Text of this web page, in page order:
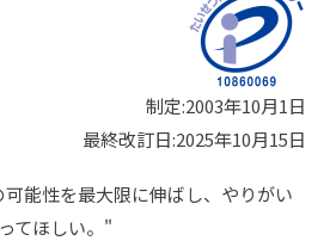
制定:2003年10月1日
最終改訂日:2025年10月15日
能性を最大限に伸ばし、やりがい
てほしい。"